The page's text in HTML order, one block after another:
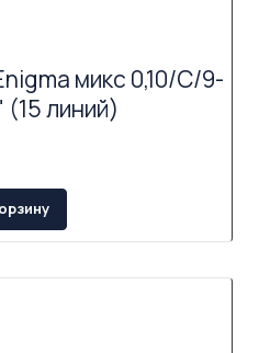
микс 0,10/C/9-
(15 линий)